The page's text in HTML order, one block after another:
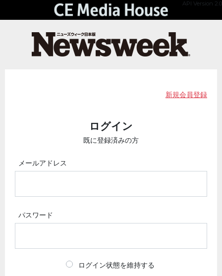
API Version 2.0
新規会員登録
ログイン
既に登録済みの方
メールアドレス
パスワード
ログイン状態を維持する